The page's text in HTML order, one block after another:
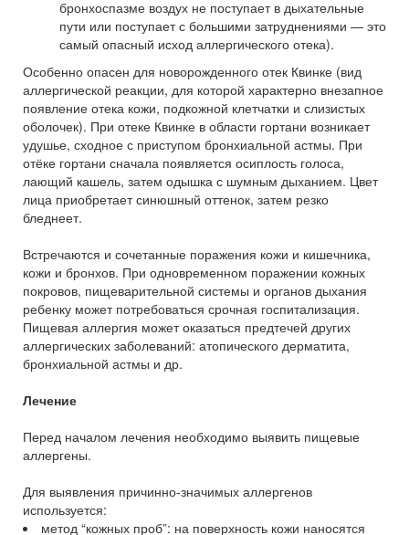
бронхоспазме воздух не поступает в дыхательные
пути или поступает с большими затруднениями — это
самый опасный исход аллергического отека).
Особенно опасен для новорожденного отек Квинке (вид
аллергической реакции, для которой характерно внезапное
появление отека кожи, подкожной клетчатки и слизистых
оболочек). При отеке Квинке в области гортани возникает
удушье, сходное с приступом бронхиальной астмы. При
отёке гортани сначала появляется осиплость голоса,
лающий кашель, затем одышка с шумным дыханием. Цвет
лица приобретает синюшный оттенок, затем резко
бледнеет.
Встречаются и сочетанные поражения кожи и кишечника,
кожи и бронхов. При одновременном поражении кожных
покровов, пищеварительной системы и органов дыхания
ребенку может потребоваться срочная госпитализация.
Пищевая аллергия может оказаться предтечей других
аллергических заболеваний: атопического дерматита,
бронхиальной астмы и др.
Лечение
Перед началом лечения необходимо выявить пищевые
аллергены.
Для выявления причинно-значимых аллергенов
используется:
метод “кожных проб”: на поверхность кожи наносятся